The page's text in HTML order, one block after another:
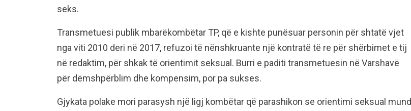
seks.
Transmetuesi publik mbarëkombëtar TP, që e kishte punësuar personin për shtatë vjet
nga viti 2010 deri në 2017, refuzoi të nënshkruante një kontratë të re për shërbimet e tij
në redaktim, për shkak të orientimit seksual. Burri e paditi transmetuesin në Varshavë
për dëmshpërblim dhe kompensim, por pa sukses.
Gjykata polake mori parasysh një ligj kombëtar që parashikon se orientimi seksual mund